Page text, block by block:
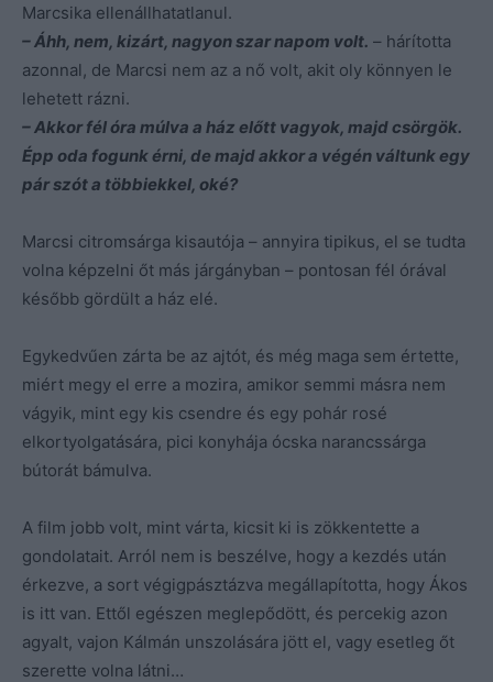
Marcsika ellenállhatatlanul.
– Áhh, nem, kizárt, nagyon szar napom volt. – hárította
azonnal, de Marcsi nem az a nő volt, akit oly könnyen le
lehetett rázni.
– Akkor fél óra múlva a ház előtt vagyok, majd csörgök.
Épp oda fogunk érni, de majd akkor a végén váltunk egy
pár szót a többiekkel, oké?
Marcsi citromsárga kisautója – annyira tipikus, el se tudta
volna képzelni őt más járgányban – pontosan fél órával
később gördült a ház elé.
Egykedvűen zárta be az ajtót, és még maga sem értette,
miért megy el erre a mozira, amikor semmi másra nem
vágyik, mint egy kis csendre és egy pohár rosé
elkortyolgatására, pici konyhája ócska narancssárga
bútorát bámulva.
A film jobb volt, mint várta, kicsit ki is zökkentette a
gondolatait. Arról nem is beszélve, hogy a kezdés után
érkezve, a sort végigpásztázva megállapította, hogy Ákos
is itt van. Ettől egészen meglepődött, és percekig azon
agyalt, vajon Kálmán unszolására jött el, vagy esetleg őt
szerette volna látni…